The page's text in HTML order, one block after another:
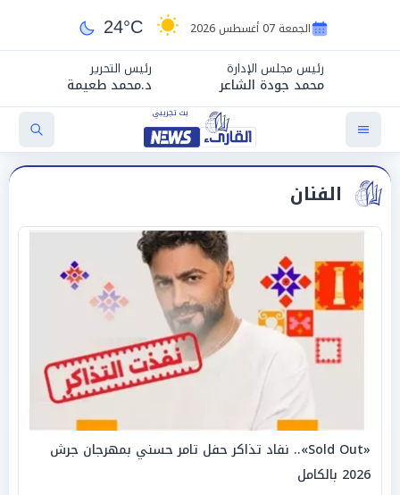
الجمعة 07 أغسطس 2026 24°C
رئيس مجلس الإدارة
محمد جودة الشاعر
رئيس التحرير
د.محمد طعيمة
الفنان
«Sold Out».. نفاد تذاكر حفل تامر حسني بمهرجان جرش
2026 بالكامل